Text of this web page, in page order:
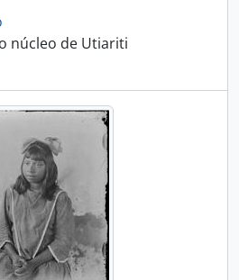
núcleo de Utiariti